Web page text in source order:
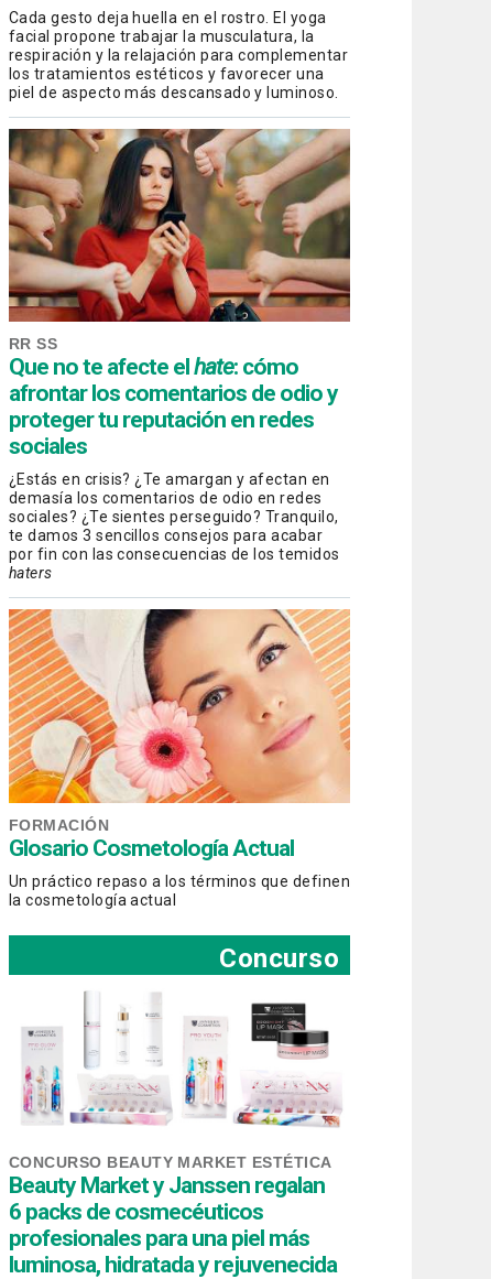
Cada gesto deja huella en el rostro. El yoga
facial propone trabajar la musculatura, la
respiración y la relajación para complementar
los tratamientos estéticos y favorecer una
piel de aspecto más descansado y luminoso.
RR SS
Que no te afecte el hate: cómo
afrontar los comentarios de odio y
proteger tu reputación en redes
sociales
¿Estás en crisis? ¿Te amargan y afectan en
demasía los comentarios de odio en redes
sociales? ¿Te sientes perseguido? Tranquilo,
te damos 3 sencillos consejos para acabar
por fin con las consecuencias de los temidos
haters
FORMACIÓN
Glosario Cosmetología Actual
Un práctico repaso a los términos que definen
la cosmetología actual
Concurso
CONCURSO BEAUTY MARKET ESTÉTICA
Beauty Market y Janssen regalan
6 packs de cosmecéuticos
profesionales para una piel más
luminosa, hidratada y rejuvenecida